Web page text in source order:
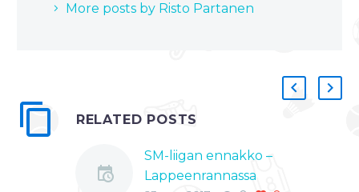
More posts by Risto Partanen
RELATED POSTS
SM-liigan ennakko –
Lappeenrannassa